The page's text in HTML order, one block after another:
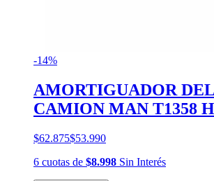
-14%
AMORTIGUADOR
CAMION MAN T1358
$62.875$53.990
6 cuotas de $8.998 Sin Interés